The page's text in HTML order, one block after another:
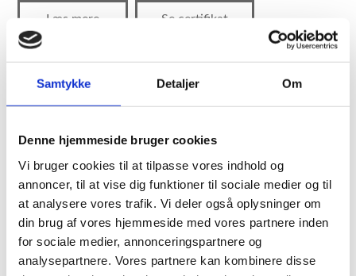
Samtykke Detaljer Om
Denne hjemmeside bruger cookies
Vi bruger cookies til at tilpasse vores indhold og
annoncer, til at vise dig funktioner til sociale medier og til
at analysere vores trafik. Vi deler også oplysninger om
din brug af vores hjemmeside med vores partnere inden
for sociale medier, annonceringspartnere og
analysepartnere. Vores partnere kan kombinere disse
Læs mere Se certifikat
42 20 14 84